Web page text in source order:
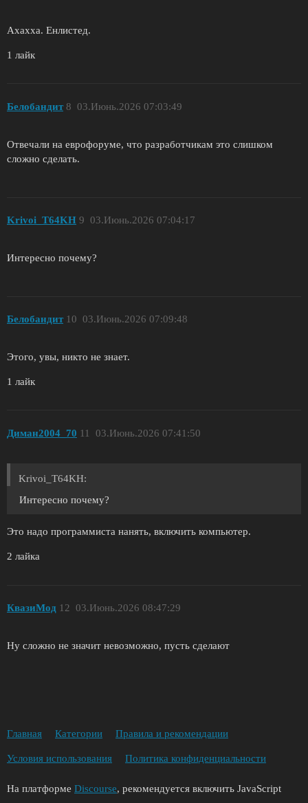
Ахахха. Енлистед.
1 лайк
Белобандит 03.Июнь.2026 07:03:49
8
Отвечали на еврофоруме, что разработчикам это слишком
сложно сделать.
Krivoi_T64KH 03.Июнь.2026 07:04:17
9
Интересно почему?
Белобандит 03.Июнь.2026 07:09:48
10
Этого, увы, никто не знает.
1 лайк
Диман2004_70 03.Июнь.2026 07:41:50
11
Krivoi_T64KH:
Интересно почему?
Это надо программиста нанять, включить компьютер.
2 лайка
КвазиМод 03.Июнь.2026 08:47:29
12
Ну сложно не значит невозможно, пусть сделают
Главная Категории Правила и рекомендации
Условия использования Политика конфиденциальности
На платформе Discourse, рекомендуется включить JavaScript